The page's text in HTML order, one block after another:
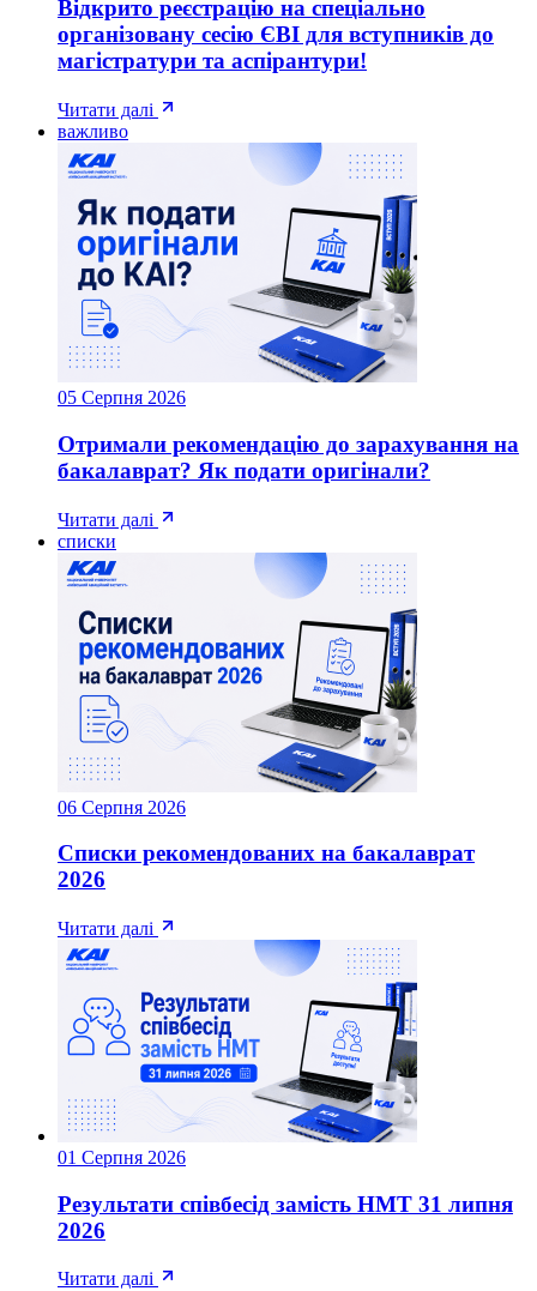
Відкрито реєстрацію на спеціально
організовану сесію ЄВІ для вступників до
магістратури та аспірантури!
Читати далі
важливо
05 Серпня 2026
Отримали рекомендацію до зарахування на
бакалаврат? Як подати оригінали?
Читати далі
списки
06 Серпня 2026
Списки рекомендованих на бакалаврат
2026
Читати далі
01 Серпня 2026
Результати співбесід замість НМТ 31 липня
2026
Читати далі